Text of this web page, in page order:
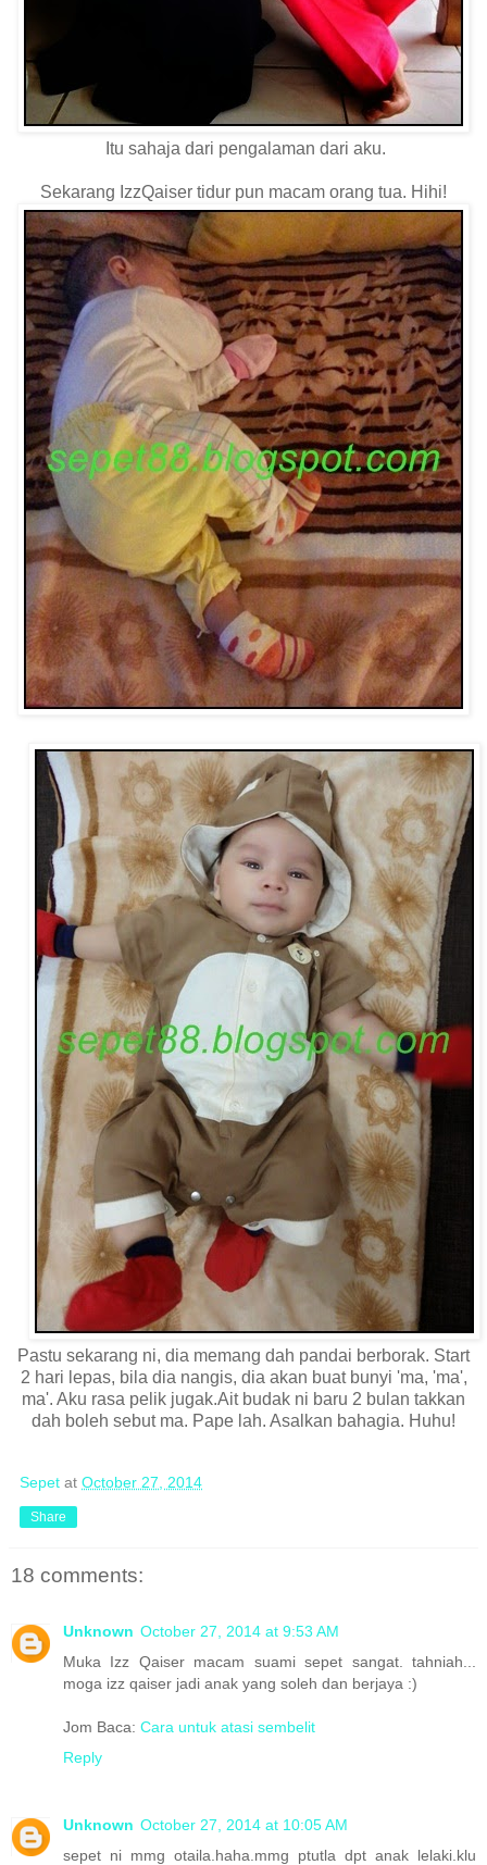
Itu sahaja dari pengalaman dari aku.
Sekarang IzzQaiser tidur pun macam orang tua. Hihi!
Pastu sekarang ni, dia memang dah pandai berborak. Start
2 hari lepas, bila dia nangis, dia akan buat bunyi 'ma, 'ma',
ma'. Aku rasa pelik jugak.Ait budak ni baru 2 bulan takkan
dah boleh sebut ma. Pape lah. Asalkan bahagia. Huhu!
Sepet at October 27, 2014
Share
18 comments:
Unknown October 27, 2014 at 9:53 AM
Muka Izz Qaiser macam suami sepet sangat. tahniah...
moga izz qaiser jadi anak yang soleh dan berjaya :)
Jom Baca: Cara untuk atasi sembelit
Reply
Unknown October 27, 2014 at 10:05 AM
sepet ni mmg otaila.haha.mmg ptutla dpt anak lelaki.klu